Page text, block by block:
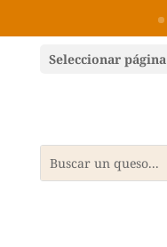
Seleccionar página